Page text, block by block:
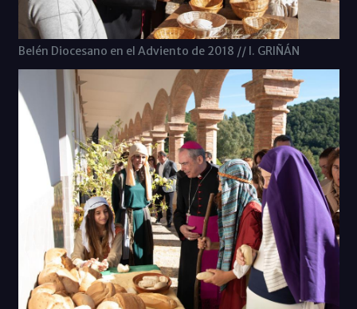
Belén Diocesano en el Adviento de 2018 // I. GRIÑÁN